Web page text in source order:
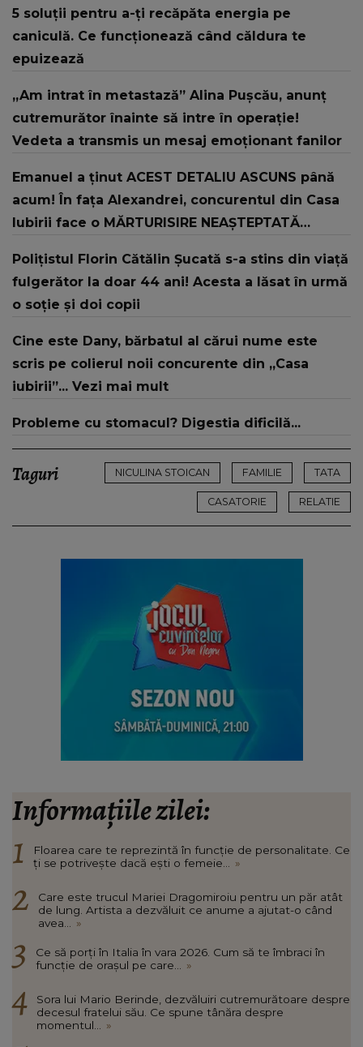
5 soluții pentru a-ți recăpăta energia pe
caniculă. Ce funcționează când căldura te
epuizează
„Am intrat în metastază” Alina Pușcău, anunț
cutremurător înainte să intre în operație!
Vedeta a transmis un mesaj emoționant fanilor
Emanuel a ținut ACEST DETALIU ASCUNS până
acum! În fața Alexandrei, concurentul din Casa
Iubirii face o MĂRTURISIRE NEAȘTEPTATĂ
te iubesc pentru că..."
Polițistul Florin Cătălin Șucată s-a stins din viață
fulgerător la doar 44 ani! Acesta a lăsat în urmă
o soție și doi copii
Cine este Dany, bărbatul al cărui nume este
scris pe colierul noii concurente din „Casa
iubirii”... Vezi mai mult
Probleme cu stomacul? Digestia dificilă...
Taguri NICULINA STOICAN FAMILIE TATA
CASATORIE RELATIE
Informațiile zilei:
Floarea care te reprezintă în funcție de personalitate. Ce
ți se potrivește dacă ești o femeie... »
Care este trucul Mariei Dragomiroiu pentru un păr atât
de lung. Artista a dezvăluit ce anume a ajutat-o când
avea... »
Ce să porți în Italia în vara 2026. Cum să te îmbraci în
funcție de orașul pe care... »
Sora lui Mario Berinde, dezvăluiri cutremurătoare despre
decesul fratelui său. Ce spune tânăra despre
momentul... »